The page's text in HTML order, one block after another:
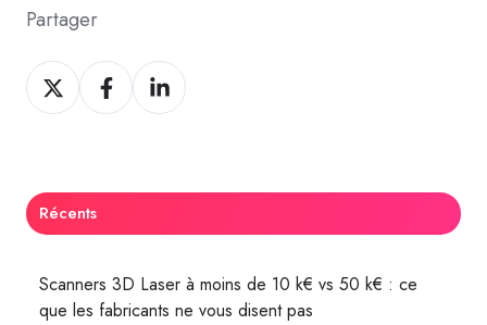
Partager
Share
on
Share
on
Share
on
Récents
Scanners 3D Laser à moins de 10 k€ vs 50 k€ : ce
que les fabricants ne vous disent pas